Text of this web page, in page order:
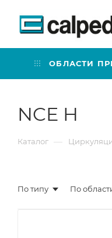
ОБЛАСТИ
NCE H
Каталог —
По типу По